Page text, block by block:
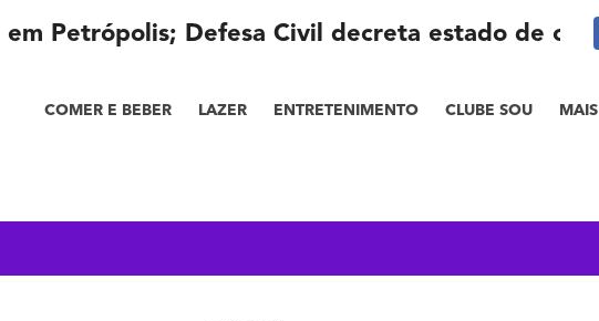
COMER E BEBER LAZER ENTRETENIMENTO CLUBE SOU MAIS
Petrópolis; Defesa Civil decreta estado de crise